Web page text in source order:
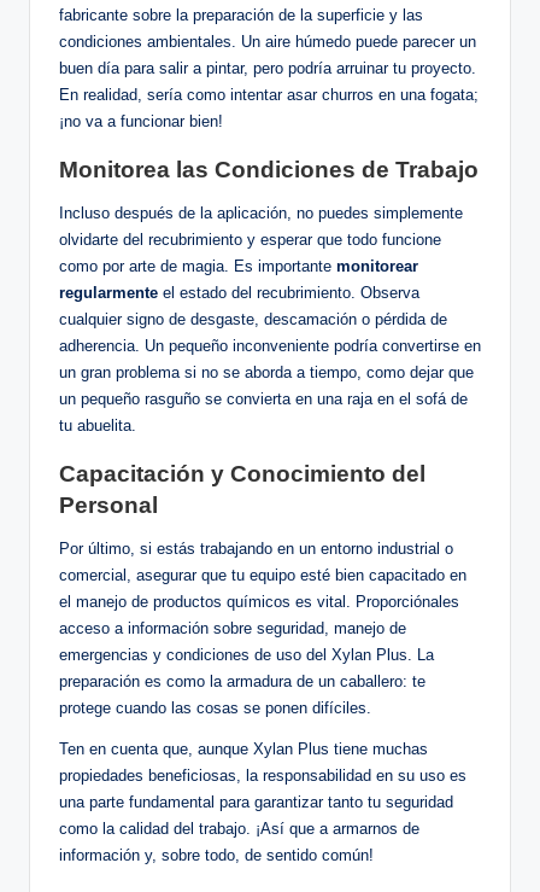
fabricante sobre la preparación de⁣ la superficie y las
condiciones ambientales. Un aire húmedo puede parecer⁣ un
buen ⁣día para salir a pintar, pero podría​ arruinar tu ‌proyecto.⁤
En realidad, sería como intentar asar churros en una fogata;
¡no ⁣va a funcionar bien!
Monitorea ​las Condiciones de Trabajo
Incluso después de ⁢la aplicación, no puedes simplemente
olvidarte​ del recubrimiento y esperar⁤ que todo funcione
como ⁣por⁣ arte de magia.⁤ Es​ importante monitorear​
regularmente el estado del recubrimiento.‍ Observa
cualquier⁢ signo ⁤de desgaste, ⁢descamación​ o pérdida de​
adherencia. Un ‍pequeño inconveniente podría‌ convertirse ‍en‍
un​ gran problema si⁣ no‍ se aborda a tiempo, como dejar que
un pequeño rasguño se convierta en una raja en el‌ sofá de
tu abuelita.
Capacitación y Conocimiento del
Personal
Por último, si estás trabajando⁢ en ​un⁢ entorno ⁣industrial o
‌comercial,​ asegurar que tu equipo ‍esté bien⁤ capacitado ‌en‌
el manejo de ‌productos químicos es vital.⁢ Proporciónales
acceso a información sobre seguridad, manejo de
emergencias y⁤ condiciones‌ de uso ‌del Xylan Plus.‍ La
‍preparación es como la armadura⁢ de un caballero:​ te
protege cuando‌ las cosas ‌se⁤ ponen⁣ difíciles.
Ten ⁤en⁤ cuenta que,​ aunque Xylan⁢ Plus tiene ‌muchas
propiedades beneficiosas, la responsabilidad en su ​uso‍ es
una ‌parte fundamental⁢ para garantizar tanto tu seguridad‍
como la calidad del trabajo. ¡Así que a armarnos de
información y, ​sobre ⁢todo,⁤ de sentido común!